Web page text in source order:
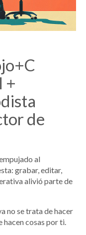
+
de
al
grabar, editar,
alivió parte de
no se trata de hacer
hacen cosas por ti.